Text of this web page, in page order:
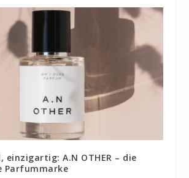
einzigartig: A.N OTHER – die
Parfummarke